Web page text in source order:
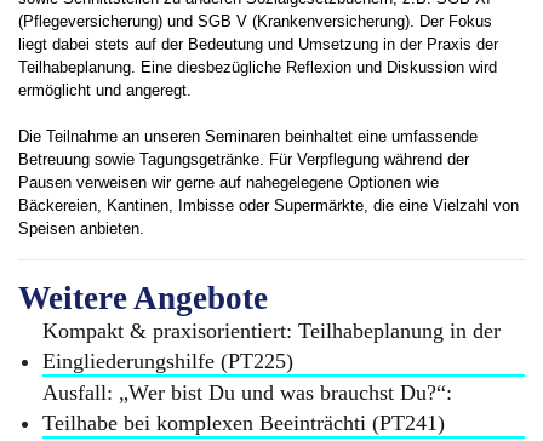
(Pflegeversicherung) und SGB V (Krankenversicherung). Der Fokus
liegt dabei stets auf der Bedeutung und Umsetzung in der Praxis der
Teilhabeplanung. Eine diesbezügliche Reflexion und Diskussion wird
ermöglicht und angeregt.
Die Teilnahme an unseren Seminaren beinhaltet eine umfassende
Betreuung sowie Tagungsgetränke. Für Verpflegung während der
Pausen verweisen wir gerne auf nahegelegene Optionen wie
Bäckereien, Kantinen, Imbisse oder Supermärkte, die eine Vielzahl von
Speisen anbieten.
Weitere Angebote
Kompakt & praxisorientiert: Teilhabeplanung in der
Eingliederungshilfe (PT225)
Ausfall: „Wer bist Du und was brauchst Du?“:
Teilhabe bei komplexen Beeinträchti (PT241)